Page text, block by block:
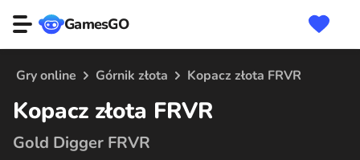
GamesGO
Gry online Górnik złota Kopacz złota FRVR
Kopacz złota FRVR
Gold Digger FRVR